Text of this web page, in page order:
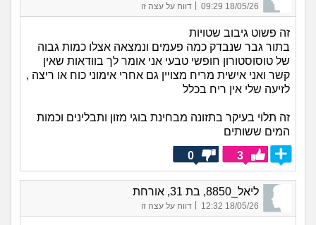
18/05/26 09:29 דווח על עצה זו
זה פשוט גיבוב שטויות
בתור גבר שנבדק כמה פעמים ונמצאה אצלו כמות גבוה
של טוסוסטורון חופשי טבעי אני אומר לך בוודאות שאין
קשר ואני אישית מריח מצויין גם אחרי אימוני כוח או ריצה ,
לזיעה שלי אין ריח בכלל
זה תלוי בעיקר בתזונה מבחינת בוגי מזון ותבלינים וכמות
המים ששותים
3
0
ליאל_8850, בת 31, אורחת
18/05/26 12:32
| דווח על עצה זו